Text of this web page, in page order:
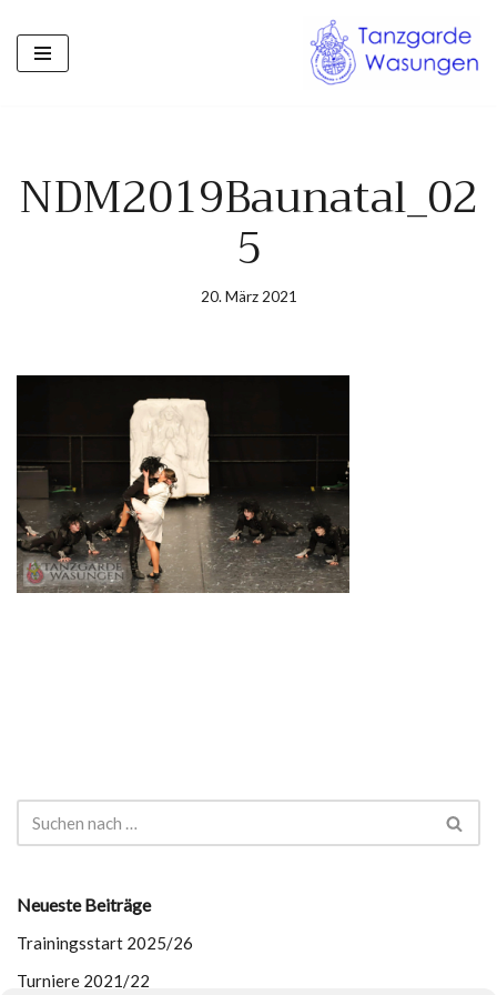
Zum
NDM2019Baunatal_02
5
20. März 2021
Neueste Beiträge
Trainingsstart 2025/26
Turniere 2021/22